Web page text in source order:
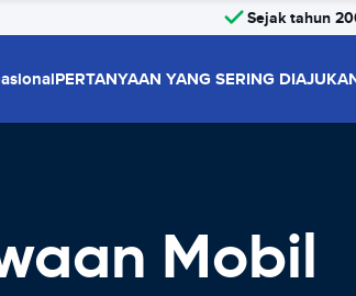
Sejak tahun
PERTANYAAN YANG SERING
Mobil